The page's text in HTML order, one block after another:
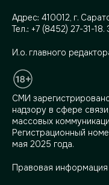
Адрес: 410012, г.
Тел.: +7 (8452) 27-31-18.
И.о. главного
СМИ
надзору в сфере
массовых
Регистрационный
мая 2025 года.
Правовая информация